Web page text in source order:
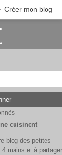
Créer mon blog
cuisinent
blog des petites
mains et à